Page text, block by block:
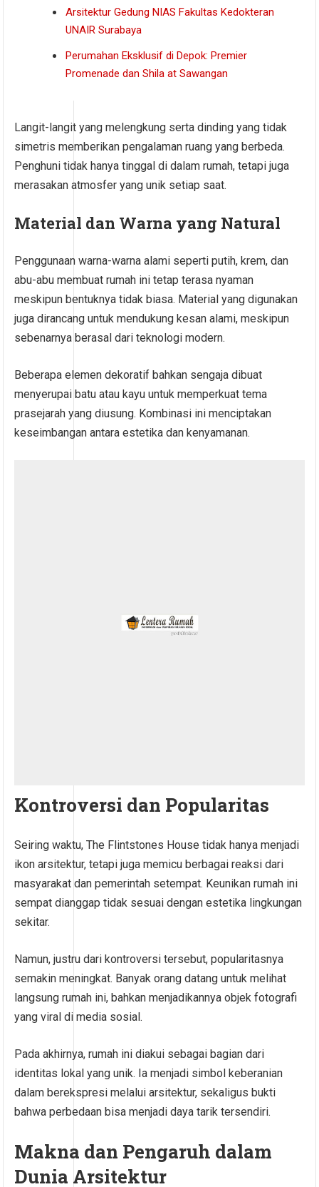
Arsitektur Gedung NIAS Fakultas Kedokteran
UNAIR Surabaya
Perumahan Eksklusif di Depok: Premier
Promenade dan Shila at Sawangan
Langit-langit yang melengkung serta dinding yang tidak
simetris memberikan pengalaman ruang yang berbeda.
Penghuni tidak hanya tinggal di dalam rumah, tetapi juga
merasakan atmosfer yang unik setiap saat.
Material dan Warna yang Natural
Penggunaan warna-warna alami seperti putih, krem, dan
abu-abu membuat rumah ini tetap terasa nyaman
meskipun bentuknya tidak biasa. Material yang digunakan
juga dirancang untuk mendukung kesan alami, meskipun
sebenarnya berasal dari teknologi modern.
Beberapa elemen dekoratif bahkan sengaja dibuat
menyerupai batu atau kayu untuk memperkuat tema
prasejarah yang diusung. Kombinasi ini menciptakan
keseimbangan antara estetika dan kenyamanan.
Kontroversi dan Popularitas
Seiring waktu, The Flintstones House tidak hanya menjadi
ikon arsitektur, tetapi juga memicu berbagai reaksi dari
masyarakat dan pemerintah setempat. Keunikan rumah ini
sempat dianggap tidak sesuai dengan estetika lingkungan
sekitar.
Namun, justru dari kontroversi tersebut, popularitasnya
semakin meningkat. Banyak orang datang untuk melihat
langsung rumah ini, bahkan menjadikannya objek fotografi
yang viral di media sosial.
Pada akhirnya, rumah ini diakui sebagai bagian dari
identitas lokal yang unik. Ia menjadi simbol keberanian
dalam berekspresi melalui arsitektur, sekaligus bukti
bahwa perbedaan bisa menjadi daya tarik tersendiri.
Makna dan Pengaruh dalam
Dunia Arsitektur